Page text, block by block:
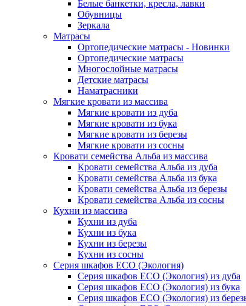
Белые банкетки, кресла, лавки
Обувницы
Зеркала
Матрасы
Ортопедические матрасы - Новинки
Ортопедические матрасы
Многослойные матрасы
Детские матрасы
Наматрасники
Мягкие кровати из массива
Мягкие кровати из дуба
Мягкие кровати из бука
Мягкие кровати из березы
Мягкие кровати из сосны
Кровати семейства Альба из массива
Кровати семейства Альба из дуба
Кровати семейства Альба из бука
Кровати семейства Альба из березы
Кровати семейства Альба из сосны
Кухни из массива
Кухни из дуба
Кухни из бука
Кухни из березы
Кухни из сосны
Серия шкафов ECO (Экология)
Серия шкафов ECO (Экология) из дуба
Серия шкафов ECO (Экология) из бука
Серия шкафов ECO (Экология) из